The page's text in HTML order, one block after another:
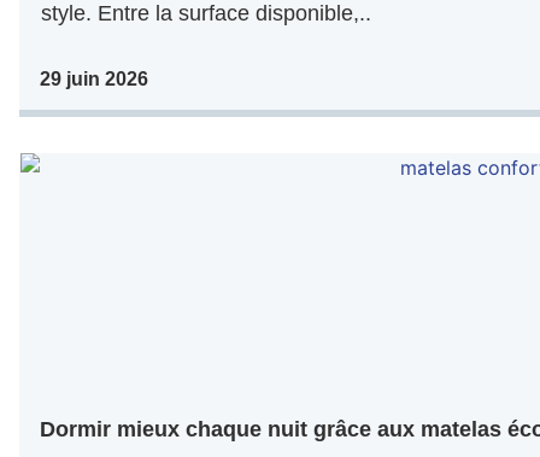
style. Entre la surface disponible,..
29 juin 2026
Dormir mieux chaque nuit grâce aux matelas